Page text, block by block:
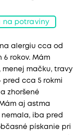
na potraviny
na alergiu cca od
6 rokov. Mám
menej mačku, travy
pred cca 5 rokmi
zhoršené
aj astma
iba pred
pískanie pri